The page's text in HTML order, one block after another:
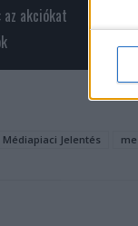
az akciókat
Médiapiaci Jelentés